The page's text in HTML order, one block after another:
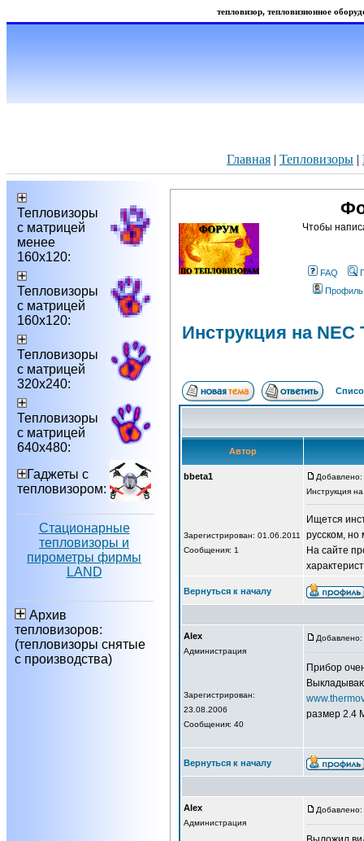
тепловизор, тепловизионное
Главная | Тепловизоры |
Тепловизоры
с матрицей
менее
160х120:
Тепловизоры
с матрицей
160х120:
Тепловизоры
с матрицей
320х240:
Тепловизоры
с матрицей
640х480:
Гаджеты с
тепловизором:
Стационарные
тепловизоры и
пирометры фирмы
LAND
Архив
тепловизоров:
(тепловизоры снятые
с производства)
Чтобы
FAQ
Профиль
Инструкция на NEC
Автор
bbeta1
Зарегистрирован: 01.06.2011
Сообщения: 1
Инструкция
Ищется
русском, но
На сайте
Вернуться к началу
Alex
Администрация
Зарегистрирован:
23.08.2006
Сообщения: 40
Добавлено:
Прибор
размер 2.4
Вернуться к началу
Alex
Администрация